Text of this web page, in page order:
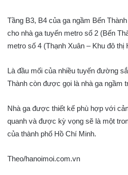
Tầng B3, B4 của ga ngầm Bến
cho nhà ga tuyến metro số 2 (Bến
metro số 4 (Thạnh Xuân – Khu đô thị
Là đầu mối của nhiều tuyến đường
Thành còn được gọi là nhà ga ngầm
Nhà ga được thiết kế phù hợp với
quanh và được kỳ vọng sẽ là một
của thành phố Hồ Chí Minh.
Theo/hanoimoi.com.vn